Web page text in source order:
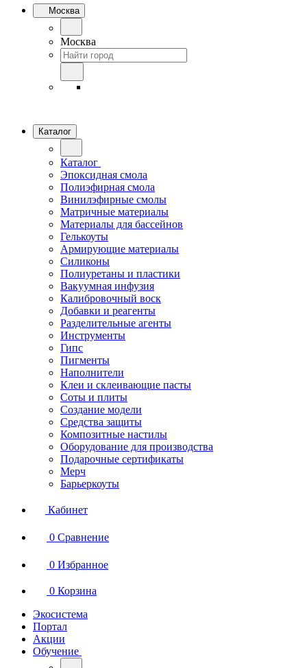
Москва
Москва
Каталог
Каталог
Эпоксидная смола
Полиэфирная смола
Винилэфирные смолы
Матричные материалы
Материалы для бассейнов
Гелькоуты
Армирующие материалы
Силиконы
Полиуретаны и пластики
Вакуумная инфузия
Калибровочный воск
Добавки и реагенты
Разделительные агенты
Инструменты
Гипс
Пигменты
Наполнители
Клеи и склеивающие пасты
Соты и плиты
Создание модели
Средства защиты
Композитные настилы
Оборудование для производства
Подарочные сертификаты
Мерч
Барьеркоуты
Кабинет
0 Сравнение
0 Избранное
0 Корзина
Экосистема
Портал
Акции
Обучение